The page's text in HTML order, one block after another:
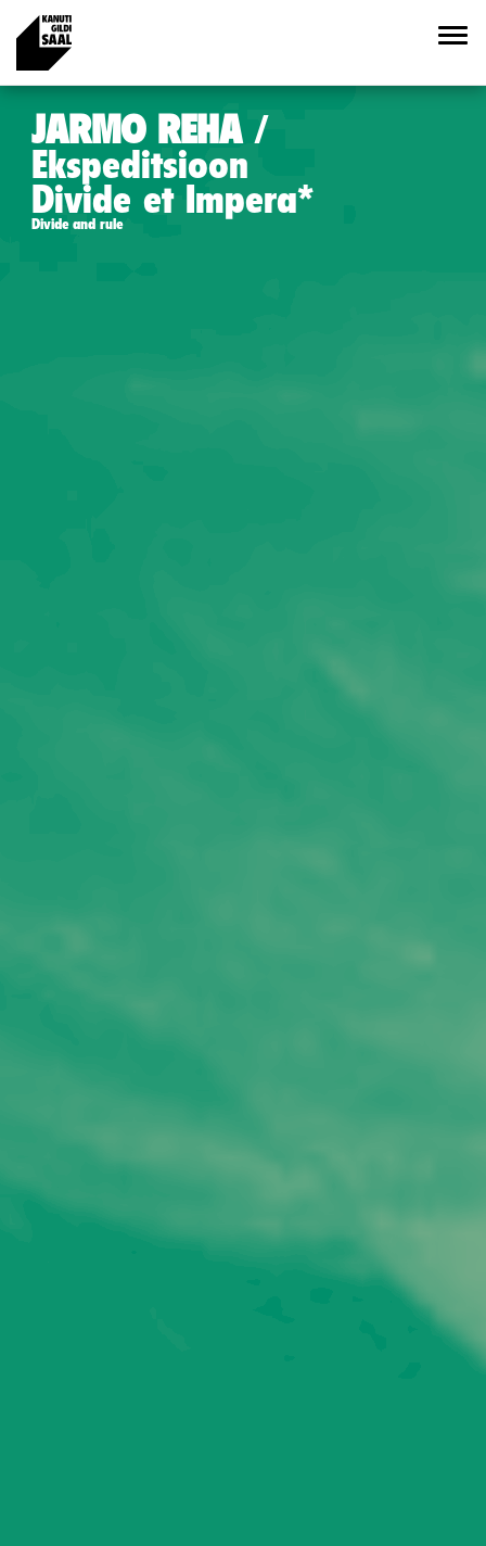
JARMO REHA
Ekspeditsioon
Divide et Impera*
Divide and rule